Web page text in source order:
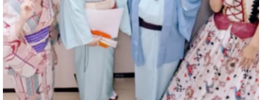
マジシャン派遣 パッションプリンセス【公式】
@comedy_illusion · 6 8月
お疲れ様です
ブログ更新しました
「マジシャン和歌山旅 白浜町・三段壁」